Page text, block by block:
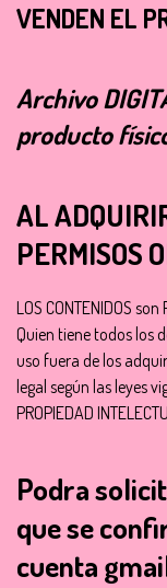
VENDEN EL
Archivo
producto
AL
PERMISOS
LOS CONTENIDOS
Quien tiene todos los
uso fuera de los
legal según las leyes
PROPIEDAD
Podra
que se
cuenta